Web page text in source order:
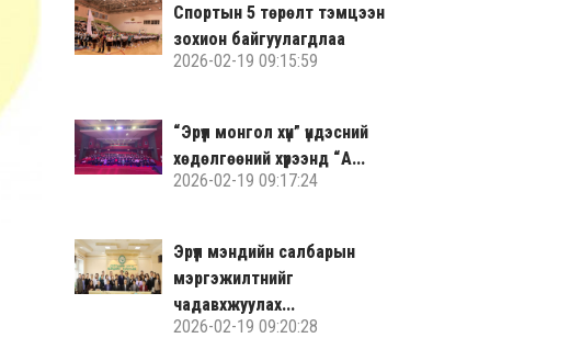
Спортын 5 төрөлт тэмцээн
зохион байгуулагдлаа
2026-02-19 09:15:59
“Эрүүл монгол хүн” үндэсний
хөдөлгөөний хүрээнд “А...
2026-02-19 09:17:24
Эрүүл мэндийн салбарын
мэргэжилтнийг
чадавхжуулах...
2026-02-19 09:20:28